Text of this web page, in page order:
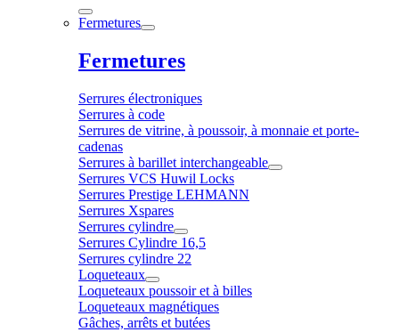
Fermetures
Fermetures
Serrures électroniques
Serrures à code
Serrures de vitrine, à poussoir, à monnaie et porte-
cadenas
Serrures à barillet interchangeable
Serrures VCS Huwil Locks
Serrures Prestige LEHMANN
Serrures Xspares
Serrures cylindre
Serrures Cylindre 16,5
Serrures cylindre 22
Loqueteaux
Loqueteaux poussoir et à billes
Loqueteaux magnétiques
Gâches, arrêts et butées